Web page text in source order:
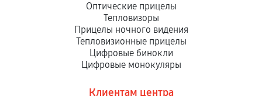
Оптические прицелы
Тепловизоры
Прицелы ночного видения
Тепловизионные прицелы
Цифровые бинокли
Цифровые монокуляры
Клиентам центра